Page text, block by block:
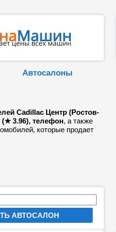
Автосалоны
Cadillac Центр (Ростов-
(★ 3.96), телефон, а также
которые продает